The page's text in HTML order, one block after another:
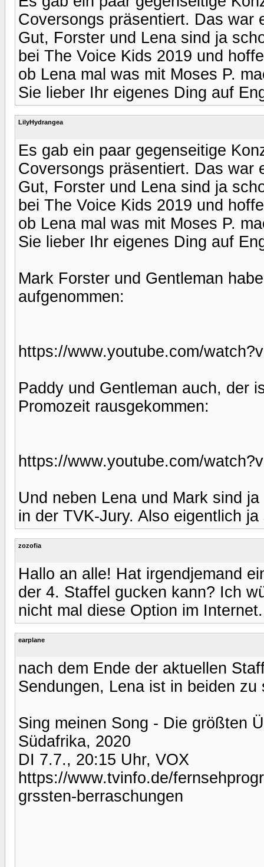
Coversongs präsentiert. Das war
Gut, Forster und Lena sind ja
bei The Voice Kids 2019 und
ob Lena mal was mit Moses P.
Sie lieber Ihr eigenes Ding auf
LilyHydrangea
Es gab ein paar gegenseitige
Coversongs präsentiert. Das war
Gut, Forster und Lena sind ja
bei The Voice Kids 2019 und
ob Lena mal was mit Moses P.
Sie lieber Ihr eigenes Ding auf
Mark Forster und Gentleman
aufgenommen:
https://www.youtube.com/
Paddy und Gentleman auch, der
Promozeit rausgekommen:
https://www.youtube.com/
Und neben Lena und Mark sind
in der TVK-Jury. Also eigentlich
zozofia
Hallo an alle! Hat irgendjemand
der 4. Staffel gucken kann? Ich
nicht mal diese Option im
earplane
nach dem Ende der aktuellen
Sendungen, Lena ist in beiden zu
Sing meinen Song - Die größten
Südafrika, 2020
DI 7.7., 20:15 Uhr, VOX
https://www.tvinfo.de/
grssten-berraschungen